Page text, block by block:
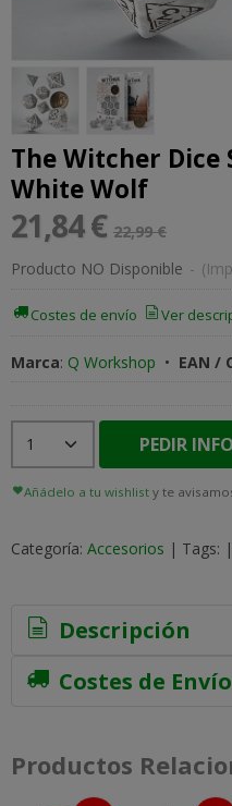
The Witcher Dice
White Wolf
21,84 € 22,99 €
Producto NO Disponible -
Costes de envío Ver
Marca: Q Workshop • EAN /
PEDIR
Añádelo a tu wishlist y te
Categoría: Accesorios | Tags: |
Descripción
Costes de Envío
Productos